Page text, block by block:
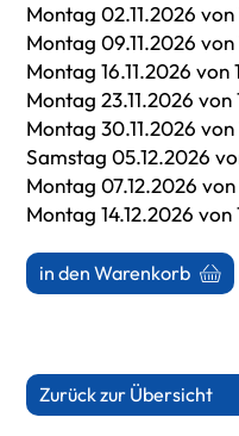
Montag 02.11.2026
Montag 09.11.2026
Montag 16.11.2026
Montag 23.11.2026
Montag 30.11.2026
Samstag 05.12.2026
Montag 07.12.2026
Montag 14.12.2026
in den Warenkorb
Zurück zur Übersicht